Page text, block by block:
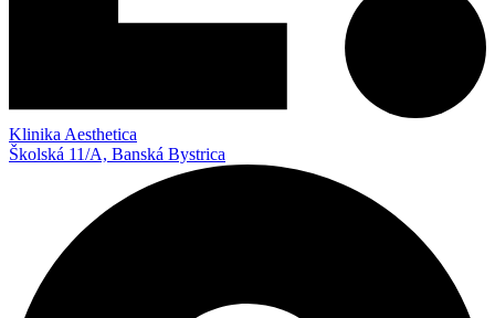
Klinika Aesthetica
Školská 11/A, Banská Bystrica